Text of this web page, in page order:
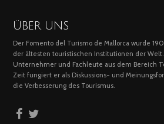
ÜBER UNS
Der Fomento del Turismo de Mallorca wurde
der ältesten touristischen Institutionen der
Unternehmer und Fachleute aus dem Bereich
Zeit fungiert er als Diskussions- und
die Verbesserung des Tourismus.